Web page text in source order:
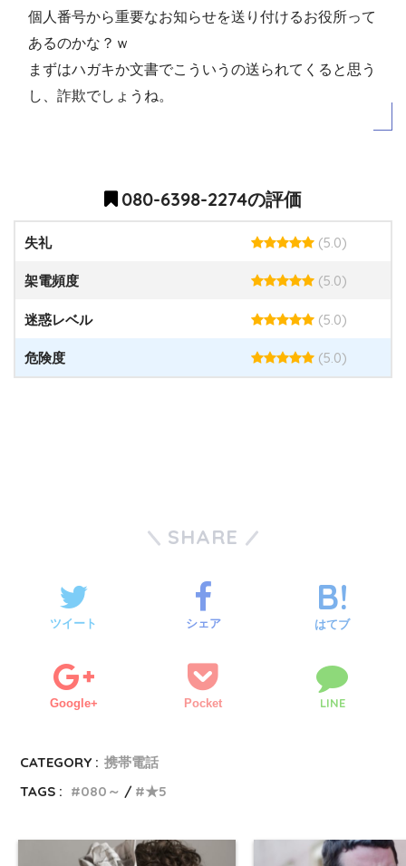
個人番号から重要なお知らせを送り付けるお役所って
あるのかな？ｗ
まずはハガキか文書でこういうの送られてくると思う
し、詐欺でしょうね。
080-6398-2274の評価
失礼 (5.0)
架電頻度 (5.0)
迷惑レベル (5.0)
危険度 (5.0)
SHARE
ツイート シェア はてブ
Google+ Pocket LINE
CATEGORY : 携帯電話
TAGS :
080～ ★5